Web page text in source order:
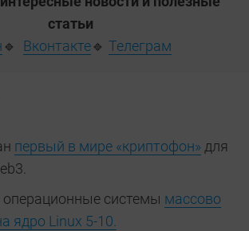
статьи
🔹 Вконтакте🔹 Телеграм
первый в мире «криптофон» для
операционные системы массово
ядро Linux 5-10.